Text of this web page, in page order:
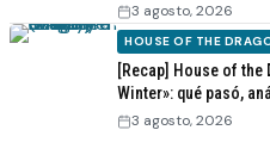
3 agosto, 2026
HOUSE OF THE
[Recap] House of the
Winter»: qué pasó,
3 agosto, 2026